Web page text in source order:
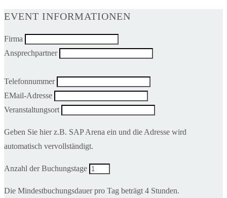
EVENT INFORMATIONEN
Firma
Ansprechpartner
Telefonnummer
EMail-Adresse
Veranstaltungsort
Geben Sie hier z.B. SAP Arena ein und die Adresse wird
automatisch vervollständigt.
Anzahl der Buchungstage
Die Mindestbuchungsdauer pro Tag beträgt 4 Stunden.